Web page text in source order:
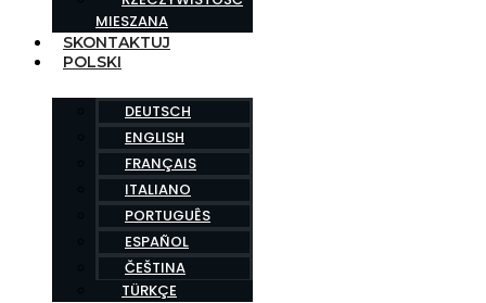
MIESZANA
SKONTAKTUJ
POLSKI
DEUTSCH
ENGLISH
FRANÇAIS
ITALIANO
PORTUGUÊS
ESPAÑOL
ČEŠTINA
TÜRKÇE